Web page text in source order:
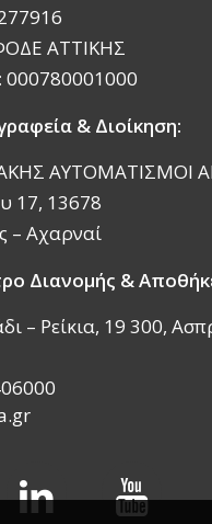
ΑΤΤΙΚΗΣ
000780001000
& Διοίκηση:
ΑΥΤΟΜΑΤΙΣΜΟΙ
17, 13678
– Αχαρναί
Διανομής &
– Ρείκια, 19 300,